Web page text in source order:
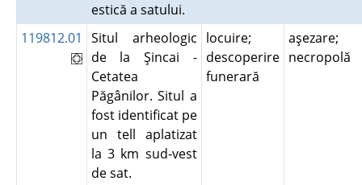
estică a satului.
119812.01
Situl arheologic
de la Şincai -
Cetatea
Păgânilor. Situl a
fost identificat pe
un tell aplatizat
la 3 km sud-vest
de sat.
locuire;
descoperire
funerară
aşezare;
necropolă